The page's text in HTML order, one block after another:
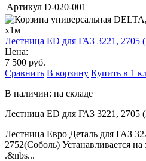
Артикул D-020-001
Лестница ED для ГАЗ 3221, 2705
Цена:
7 500 руб.
Сравнить В корзину Купить в 1
В наличии: на складе
Лестница ED для ГАЗ 3221, 2705
Лестница Евро Деталь для ГАЗ
2752(Соболь) Устанавливается
.&nbs...